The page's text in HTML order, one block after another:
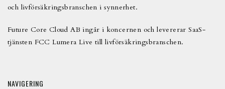
och livförsäkringsbranschen i synnerhet.
Future Core Cloud AB ingår i koncernen och levererar SaaS-
tjänsten FCC Lumera Live till livförsäkringsbranschen.
NAVIGERING